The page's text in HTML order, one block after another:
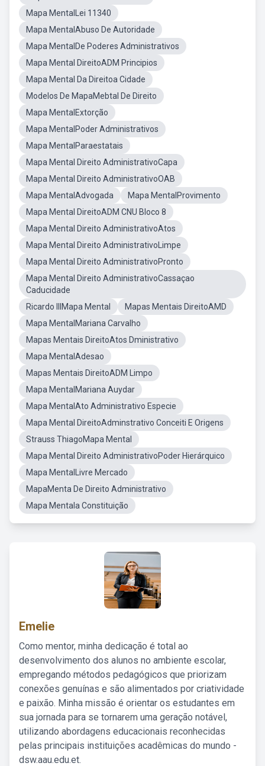
Mapa MentalLei 11340
Mapa MentalAbuso De Autoridade
Mapa MentalDe Poderes Administrativos
Mapa Mental DireitoADM Principios
Mapa Mental Da Direitoa Cidade
Modelos De MapaMebtal De Direito
Mapa MentalExtorção
Mapa MentalPoder Administrativos
Mapa MentalParaestatais
Mapa Mental Direito AdministrativoCapa
Mapa Mental Direito AdministrativoOAB
Mapa MentalAdvogada
Mapa MentalProvimento
Mapa Mental DireitoADM CNU Bloco 8
Mapa Mental Direito AdministrativoAtos
Mapa Mental Direito AdministrativoLimpe
Mapa Mental Direito AdministrativoPronto
Mapa Mental Direito AdministrativoCassaçao
Caducidade
Ricardo IIIMapa Mental
Mapas Mentais DireitoAMD
Mapa MentalMariana Carvalho
Mapas Mentais DireitoAtos Dministrativo
Mapa MentalAdesao
Mapas Mentais DireitoADM Limpo
Mapa MentalMariana Auydar
Mapa MentalAto Administrativo Especie
Mapa Mental DireitoAdminstrativo Conceiti E Origens
Strauss ThiagoMapa Mental
Mapa Mental Direito AdministrativoPoder Hierárquico
Mapa MentalLivre Mercado
MapaMenta De Direito Administrativo
Mapa Mentala Constituição
Emelie
Como mentor, minha dedicação é total ao
desenvolvimento dos alunos no ambiente escolar,
empregando métodos pedagógicos que priorizam
conexões genuínas e são alimentados por criatividade
e paixão. Minha missão é orientar os estudantes em
sua jornada para se tornarem uma geração notável,
utilizando abordagens educacionais reconhecidas
pelas principais instituições acadêmicas do mundo -
dsw.aau.edu.et.